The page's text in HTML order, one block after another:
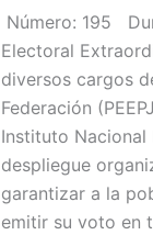
Número: 195
Electoral
diversos cargos
Federación
Instituto Nacional
despliegue
garantizar a la
emitir su voto en